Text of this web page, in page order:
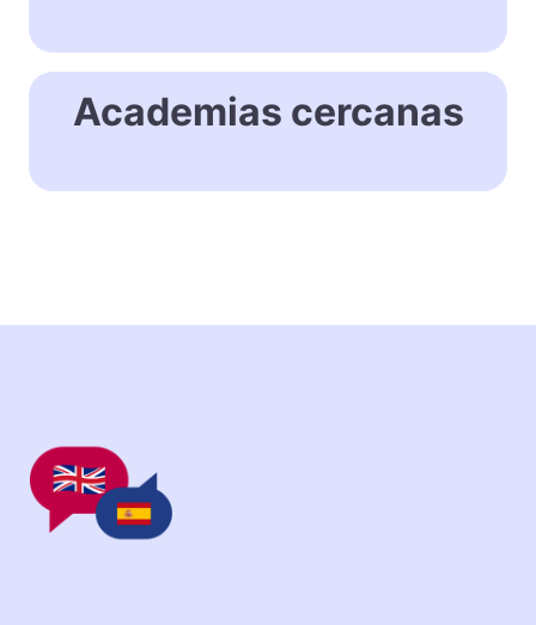
Academias cercanas